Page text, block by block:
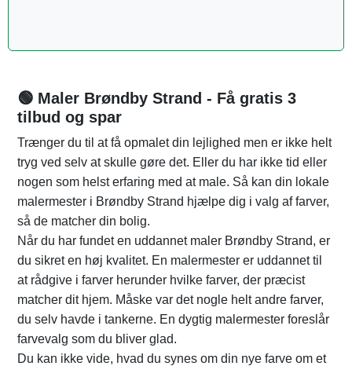
🟢 Maler Brøndby Strand - Få gratis 3
tilbud og spar
Trænger du til at få opmalet din lejlighed men er ikke helt
tryg ved selv at skulle gøre det. Eller du har ikke tid eller
nogen som helst erfaring med at male. Så kan din lokale
malermester i Brøndby Strand hjælpe dig i valg af farver,
så de matcher din bolig.
Når du har fundet en uddannet maler Brøndby Strand, er
du sikret en høj kvalitet. En malermester er uddannet til
at rådgive i farver herunder hvilke farver, der præcist
matcher dit hjem. Måske var det nogle helt andre farver,
du selv havde i tankerne. En dygtig malermester foreslår
farvevalg som du bliver glad.
Du kan ikke vide, hvad du synes om din nye farve om et